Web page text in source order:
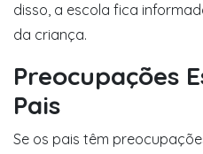
disso, a escola fica
da criança.
Preocupações
Pais
Se os pais têm